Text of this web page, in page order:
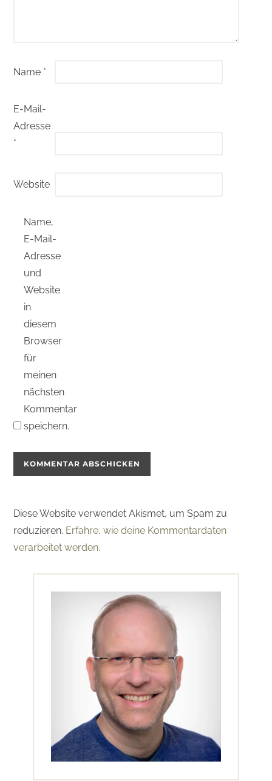
Name *
E-Mail-
Adresse
*
Website
Name,
E-Mail-
Adresse
und
Website
in
diesem
Browser
für
meinen
nächsten
Kommentar
speichern.
Diese Website verwendet Akismet, um Spam zu
reduzieren. Erfahre, wie deine Kommentardaten
verarbeitet werden.